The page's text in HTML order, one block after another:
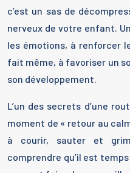
c’est un sas de
nerveux de votre enfant.
les émotions, à renforcer
fait même, à favoriser un
son développement.
L’un des secrets d’une
moment de « retour au
à courir, sauter et
comprendre qu’il est